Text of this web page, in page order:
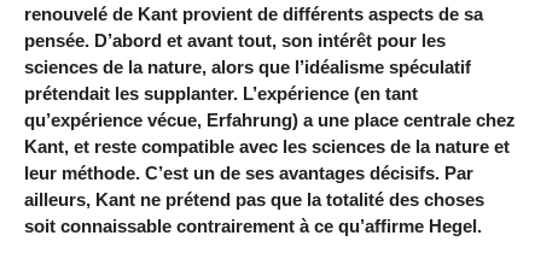
renouvelé de Kant provient de différents aspects de sa
pensée. D’abord et avant tout, son intérêt pour les
sciences de la nature, alors que l’idéalisme spéculatif
prétendait les supplanter. L’expérience (en tant
qu’expérience vécue, Erfahrung) a une place centrale chez
Kant, et reste compatible avec les sciences de la nature et
leur méthode. C’est un de ses avantages décisifs. Par
ailleurs, Kant ne prétend pas que la totalité des choses
soit connaissable contrairement à ce qu’affirme Hegel.